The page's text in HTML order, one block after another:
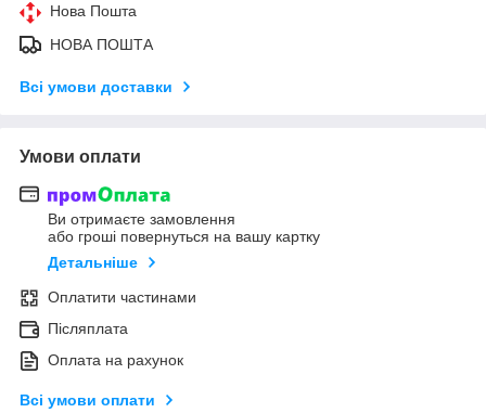
Нова Пошта
НОВА ПОШТА
Всі умови доставки
Умови оплати
Ви отримаєте замовлення
або гроші повернуться на вашу картку
Детальніше
Оплатити частинами
Післяплата
Оплата на рахунок
Всі умови оплати